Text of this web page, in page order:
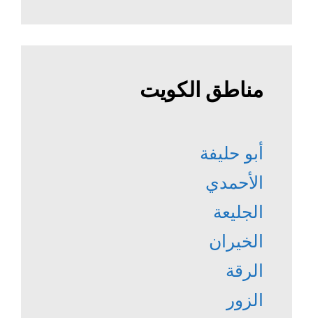
مناطق الكويت
أبو حليفة
الأحمدي
الجليعة
الخيران
الرقة
الزور